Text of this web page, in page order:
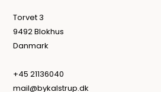
Torvet 3
9492 Blokhus
Danmark
+45 21136040
mail@bykalstrup.dk